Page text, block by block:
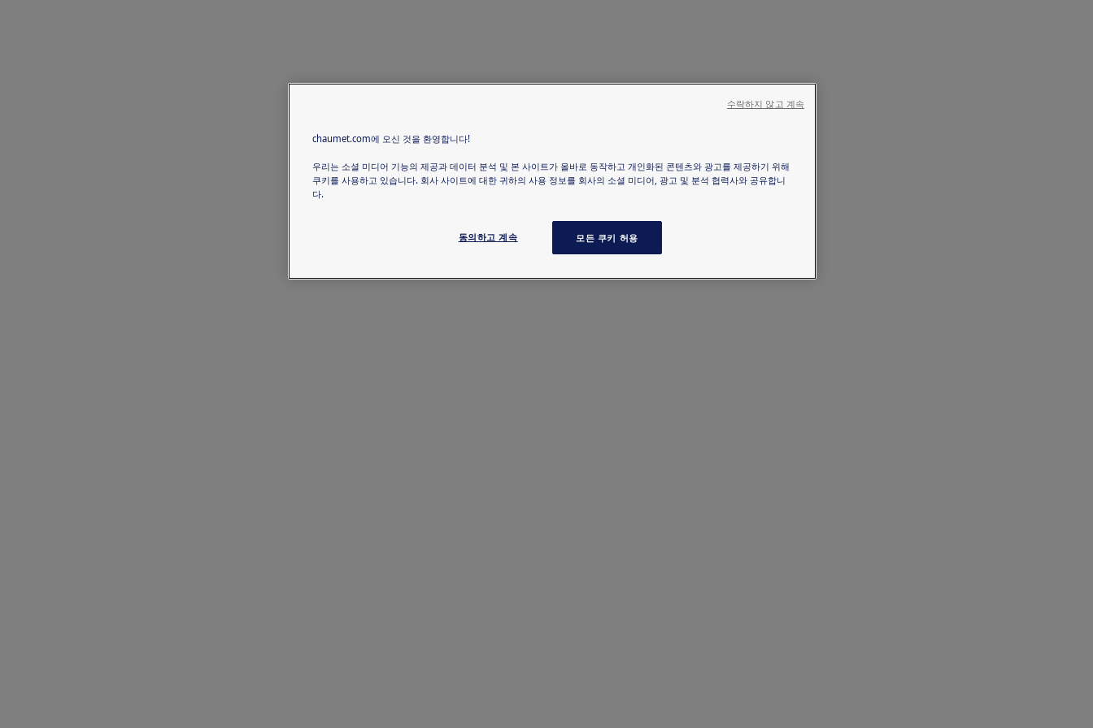
chaumet.com에 오신 것을 환영합니다!
우리는 소셜 미디어 기능의 제공과 데이터 분석 및 본 사이트가 올바로 동작하고 개인화된 콘텐츠와 광고를 제공하기 위해
쿠키를 사용하고 있습니다. 회사 사이트에 대한 귀하의 사용 정보를 회사의 소셜 미디어, 광고 및 분석 협력사와 공유합니
다.
동의하고 계속 모든 쿠키 허용
수락하지 않고 계속